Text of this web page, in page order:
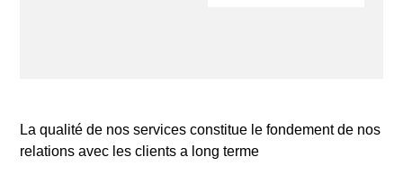
La qualité de nos services constitue le fondement de nos
relations avec les clients a long terme